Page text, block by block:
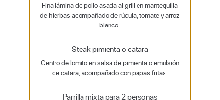
Fina lámina de pollo asada al grill en mantequilla
de hierbas acompañado de rúcula, tomate y arroz
blanco.
Steak pimienta o catara
Centro de lomito en salsa de pimienta o emulsión
de catara, acompañado con papas fritas.
Parrilla mixta para 2 personas